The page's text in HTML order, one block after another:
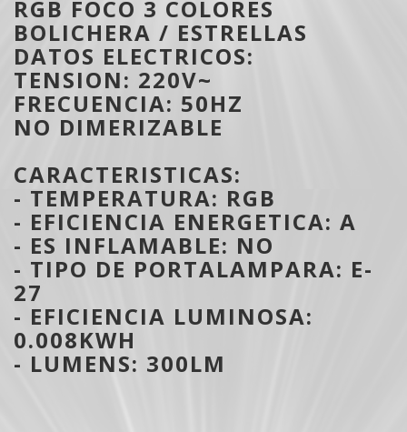
RGB FOCO 3 COLORES
BOLICHERA / ESTRELLAS
DATOS ELECTRICOS:
TENSION: 220V~
FRECUENCIA: 50HZ
NO DIMERIZABLE
CARACTERISTICAS:
- TEMPERATURA: RGB
- EFICIENCIA ENERGETICA: A
- ES INFLAMABLE: NO
- TIPO DE PORTALAMPARA: E-
27
- EFICIENCIA LUMINOSA:
0.008KWH
- LUMENS: 300LM